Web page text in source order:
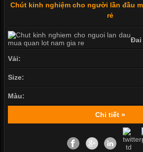
Chút kinh nghiệm cho người lần đầu
rẻ
Đai
Vải:
Size:
Màu:
Chi tiết »